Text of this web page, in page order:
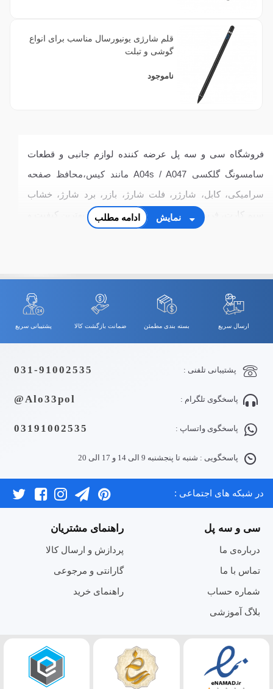
قلم شارژی یونیورسال مناسب برای انواع
گوشی و تبلت
ناموجود
فروشگاه سی و سه پل عرضه کننده لوازم جانبی و قطعات
سامسونگ گلکسی A04s / A047 مانند کیس،محافظ صفحه
سرامیکی، کابل، شارژر، فلت شارژ، بازر، برد شارژ، خشاب
سیم کارت، فریم ال سی دی و قاب و شاسی با بهترین کیفیت و
نمایش ادامه مطلب
ارسال سریع بسته بندی مطمئن ضمانت بازگشت کالا پشتیبانی سریع
پشتیبانی تلفنی : 031-91002535
پاسخگوی تلگرام : Alo33pol@
پاسخگوی واتساپ : 03191002535
پاسخگویی : شنبه تا پنجشنبه 9 الی 14 و 17 الی 20
در شبکه های اجتماعی :
سی و سه پل
درباره‌ی ما
تماس با ما
شماره حساب
بلاگ آموزشی
راهنمای مشتریان
پردازش و ارسال کالا
گارانتی و مرجوعی
راهنمای خرید